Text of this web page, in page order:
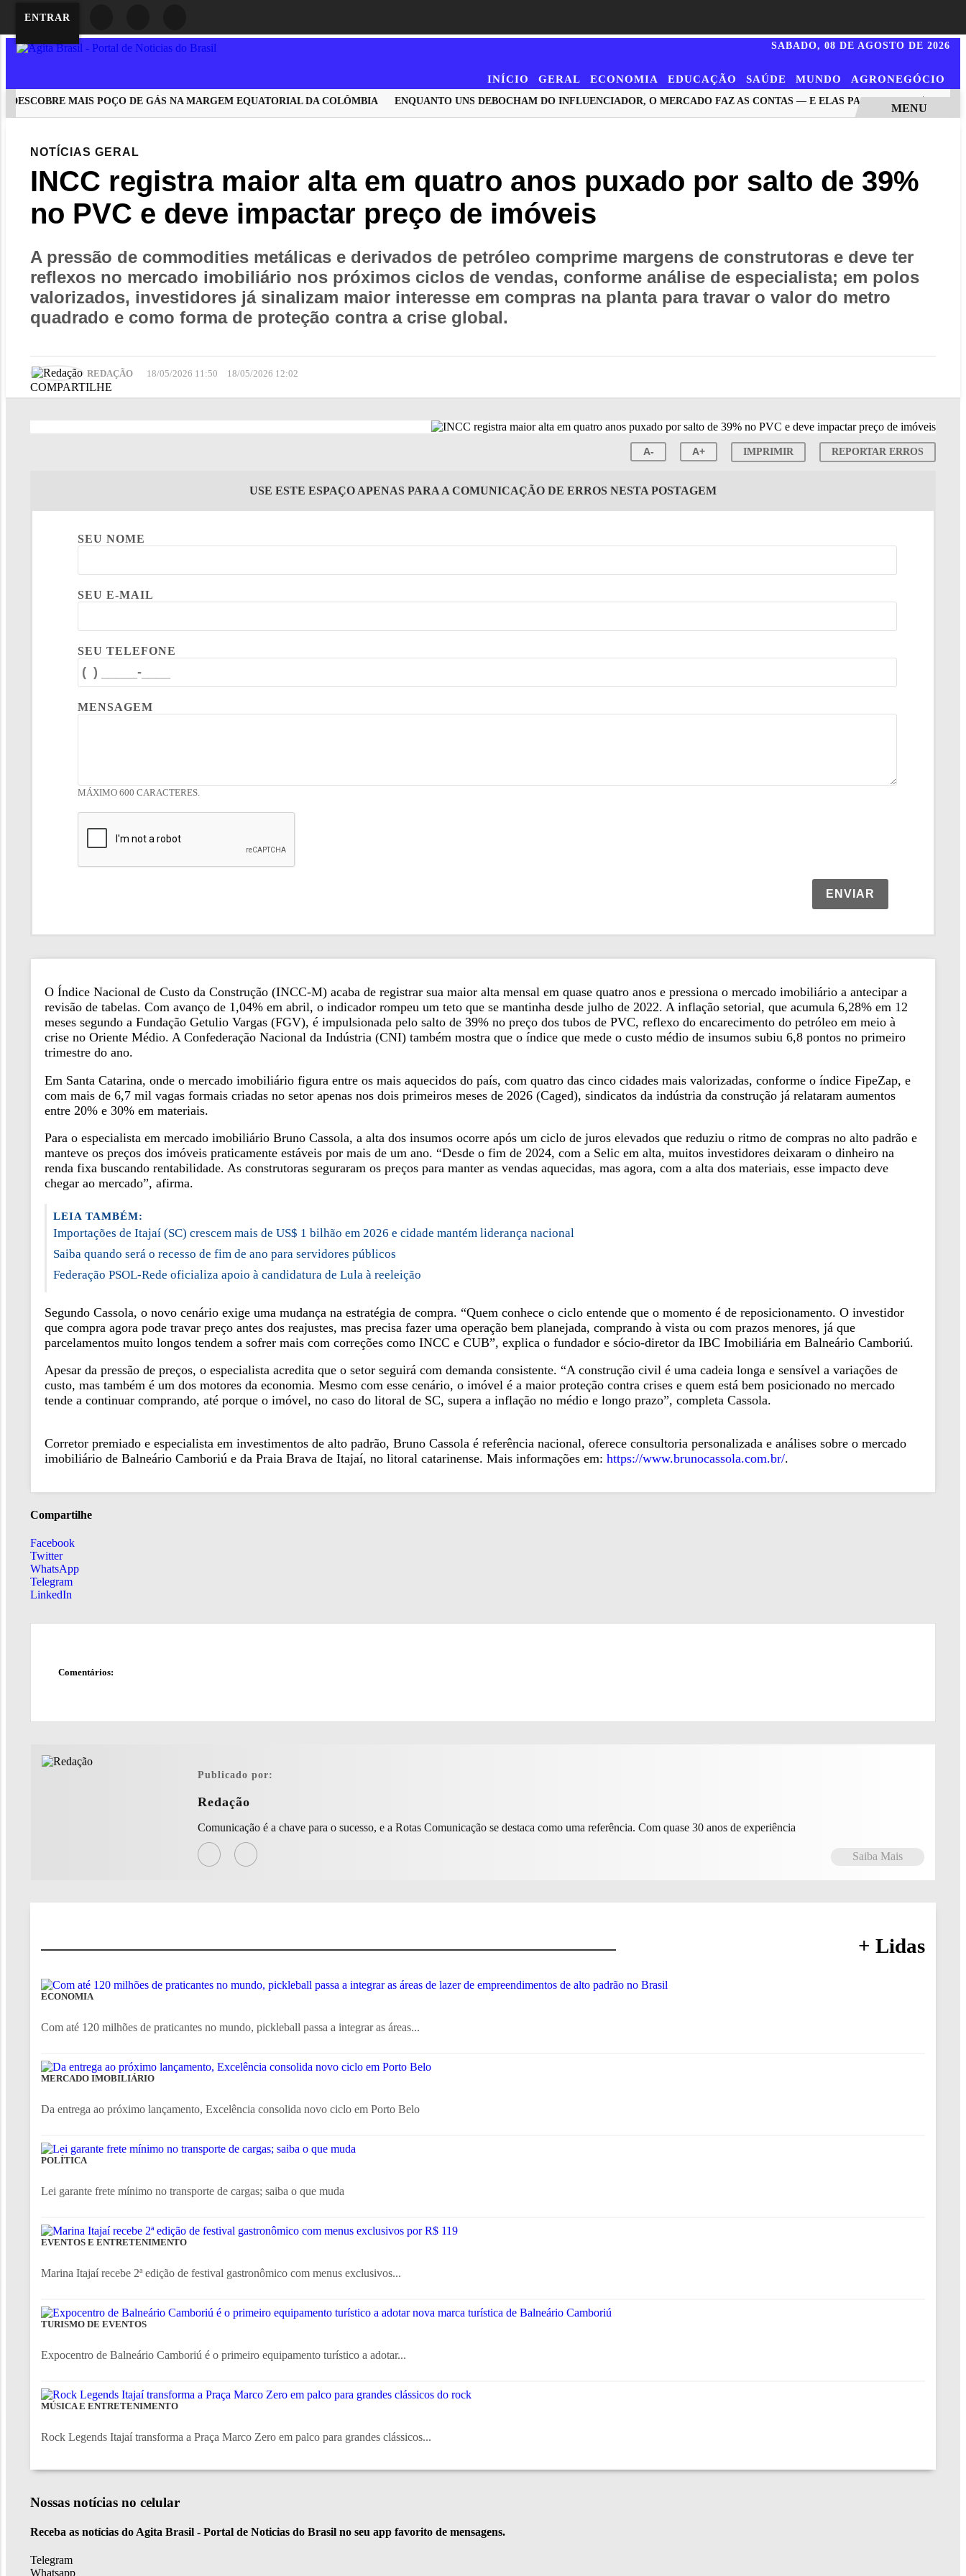
ENTRAR
SABADO, 08 DE AGOSTO DE 2026
INÍCIO GERAL ECONOMIA EDUCAÇÃO SAÚDE MUNDO
AGRONEGÓCIO
MAIS POÇO DE GÁS NA MARGEM EQUATORIAL DA COLÔMBIA
ENQUANTO UNS DEBOCHAM DO INFLUENCIADOR, O MERCADO FAZ AS CONTAS — E ELAS PASSAM DE US$ 44...
MENU
NOTÍCIAS GERAL
INCC registra maior alta em quatro anos puxado por salto de 39%
no PVC e deve impactar preço de imóveis
A pressão de commodities metálicas e derivados de petróleo comprime margens de construtoras e deve ter
reflexos no mercado imobiliário nos próximos ciclos de vendas, conforme análise de especialista; em polos
valorizados, investidores já sinalizam maior interesse em compras na planta para travar o valor do metro
quadrado e como forma de proteção contra a crise global.
REDAÇÃO 18/05/2026 11:50 18/05/2026 12:02
COMPARTILHE
A- A+ IMPRIMIR REPORTAR ERROS
USE ESTE ESPAÇO APENAS PARA A COMUNICAÇÃO DE ERROS NESTA POSTAGEM
SEU NOME
SEU E-MAIL
SEU TELEFONE
MENSAGEM
MÁXIMO 600 CARACTERES.
ENVIAR
O Índice Nacional de Custo da Construção (INCC-M) acaba de registrar sua maior alta mensal em quase quatro anos e pressiona o mercado imobiliário a antecipar a
revisão de tabelas. Com avanço de 1,04% em abril, o indicador rompeu um teto que se mantinha desde julho de 2022. A inflação setorial, que acumula 6,28% em 12
meses segundo a Fundação Getulio Vargas (FGV), é impulsionada pelo salto de 39% no preço dos tubos de PVC, reflexo do encarecimento do petróleo em meio à
crise no Oriente Médio. A Confederação Nacional da Indústria (CNI) também mostra que o índice que mede o custo médio de insumos subiu 6,8 pontos no primeiro
trimestre do ano.
Em Santa Catarina, onde o mercado imobiliário figura entre os mais aquecidos do país, com quatro das cinco cidades mais valorizadas, conforme o índice FipeZap, e
com mais de 6,7 mil vagas formais criadas no setor apenas nos dois primeiros meses de 2026 (Caged), sindicatos da indústria da construção já relataram aumentos
entre 20% e 30% em materiais.
Para o especialista em mercado imobiliário Bruno Cassola, a alta dos insumos ocorre após um ciclo de juros elevados que reduziu o ritmo de compras no alto padrão e
manteve os preços dos imóveis praticamente estáveis por mais de um ano. “Desde o fim de 2024, com a Selic em alta, muitos investidores deixaram o dinheiro na
renda fixa buscando rentabilidade. As construtoras seguraram os preços para manter as vendas aquecidas, mas agora, com a alta dos materiais, esse impacto deve
chegar ao mercado”, afirma.
LEIA TAMBÉM:
Importações de Itajaí (SC) crescem mais de US$ 1 bilhão em 2026 e cidade mantém liderança nacional
Saiba quando será o recesso de fim de ano para servidores públicos
Federação PSOL-Rede oficializa apoio à candidatura de Lula à reeleição
Segundo Cassola, o novo cenário exige uma mudança na estratégia de compra. “Quem conhece o ciclo entende que o momento é de reposicionamento. O investidor
que compra agora pode travar preço antes dos reajustes, mas precisa fazer uma operação bem planejada, comprando à vista ou com prazos menores, já que
parcelamentos muito longos tendem a sofrer mais com correções como INCC e CUB”, explica o fundador e sócio-diretor da IBC Imobiliária em Balneário Camboriú.
Apesar da pressão de preços, o especialista acredita que o setor seguirá com demanda consistente. “A construção civil é uma cadeia longa e sensível a variações de
custo, mas também é um dos motores da economia. Mesmo com esse cenário, o imóvel é a maior proteção contra crises e quem está bem posicionado no mercado
tende a continuar comprando, até porque o imóvel, no caso do litoral de SC, supera a inflação no médio e longo prazo”, completa Cassola.
Corretor premiado e especialista em investimentos de alto padrão, Bruno Cassola é referência nacional, oferece consultoria personalizada e análises sobre o mercado
imobiliário de Balneário Camboriú e da Praia Brava de Itajaí, no litoral catarinense. Mais informações em: https://www.brunocassola.com.br/.
Compartilhe
Facebook
Twitter
WhatsApp
Telegram
LinkedIn
Comentários:
Publicado por:
Redação
Comunicação é a chave para o sucesso, e a Rotas Comunicação se destaca como uma referência. Com quase 30 anos de experiência
Saiba Mais
+ Lidas
ECONOMIA
Com até 120 milhões de praticantes no mundo, pickleball passa a integrar as áreas...
MERCADO IMOBILIÁRIO
Da entrega ao próximo lançamento, Excelência consolida novo ciclo em Porto Belo
POLÍTICA
Lei garante frete mínimo no transporte de cargas; saiba o que muda
EVENTOS E ENTRETENIMENTO
Marina Itajaí recebe 2ª edição de festival gastronômico com menus exclusivos...
TURISMO DE EVENTOS
Expocentro de Balneário Camboriú é o primeiro equipamento turístico a adotar...
MÚSICA E ENTRETENIMENTO
Rock Legends Itajaí transforma a Praça Marco Zero em palco para grandes clássicos...
Nossas notícias no celular
Receba as notícias do Agita Brasil - Portal de Noticias do Brasil no seu app favorito de mensagens.
Telegram
Whatsapp